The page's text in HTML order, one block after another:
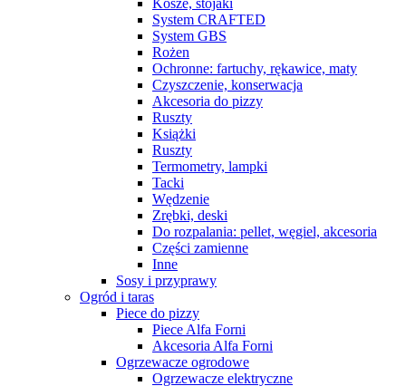
Kosze, stojaki
System CRAFTED
System GBS
Rożen
Ochronne: fartuchy, rękawice, maty
Czyszczenie, konserwacja
Akcesoria do pizzy
Ruszty
Książki
Ruszty
Termometry, lampki
Tacki
Wędzenie
Zrębki, deski
Do rozpalania: pellet, węgiel, akcesoria
Części zamienne
Inne
Sosy i przyprawy
Ogród i taras
Piece do pizzy
Piece Alfa Forni
Akcesoria Alfa Forni
Ogrzewacze ogrodowe
Ogrzewacze elektryczne